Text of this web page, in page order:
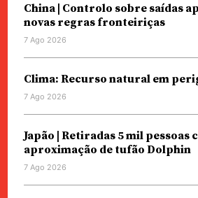
China | Controlo sobre saídas
novas regras fronteiriças
7 Ago 2026
Clima: Recurso natural em
7 Ago 2026
Japão | Retiradas 5 mil pessoas
aproximação de tufão Dolphin
7 Ago 2026